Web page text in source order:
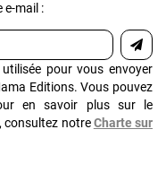
e-mail :
pour vous envoyer
Editions. Vous pouvez
en savoir plus sur le
consultez notre Charte sur